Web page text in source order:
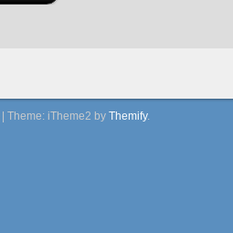
| Theme: iTheme2 by Themify.